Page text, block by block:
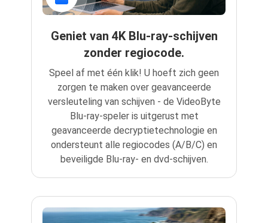
Geniet van 4K Blu-ray-schijven
zonder regiocode.
Speel af met één klik! U hoeft zich geen
zorgen te maken over geavanceerde
versleuteling van schijven - de VideoByte
Blu-ray-speler is uitgerust met
geavanceerde decryptietechnologie en
ondersteunt alle regiocodes (A/B/C) en
beveiligde Blu-ray- en dvd-schijven.